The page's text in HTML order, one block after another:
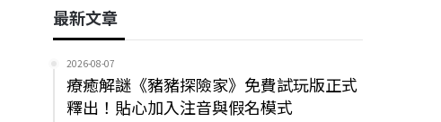
最新文章
2026-08-07
療癒解謎《豬豬探險家》免費試玩版正式
釋出！貼心加入注音與假名模式